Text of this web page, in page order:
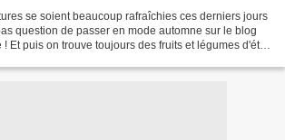
se soient beaucoup rafraîchies ces derniers jours
question de passer en mode automne sur le blog
Et puis on trouve toujours des fruits et légumes d'été